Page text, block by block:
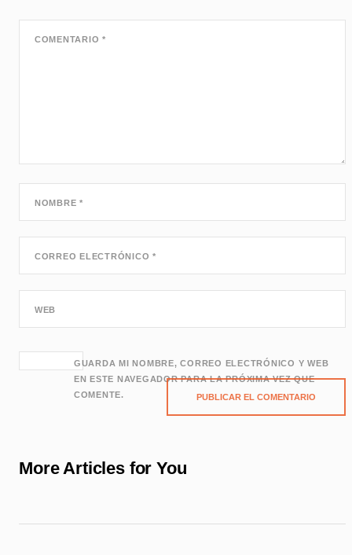
COMENTARIO*
NOMBRE*
CORREO ELECTRÓNICO*
WEB
GUARDA MI NOMBRE, CORREO ELECTRÓNICO Y WEB
EN ESTE NAVEGADOR PARA LA PRÓXIMA VEZ QUE
COMENTE.
More Articles for You